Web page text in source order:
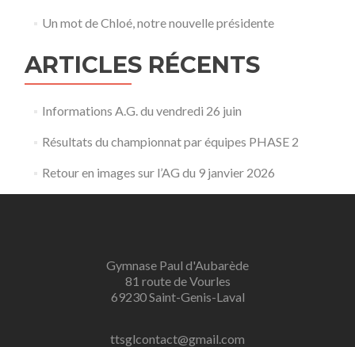
Un mot de Chloé, notre nouvelle présidente
ARTICLES RÉCENTS
Informations A.G. du vendredi 26 juin
Résultats du championnat par équipes PHASE 2
Retour en images sur l’AG du 9 janvier 2026
Gymnase Paul d'Aubarède
81 route de Vourles
69230 Saint-Genis-Laval
ttsglcontact@gmail.com